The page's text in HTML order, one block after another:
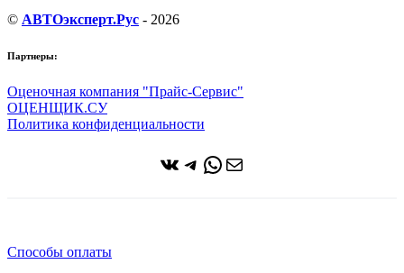
© АВТОэксперт.Рус - 2026
Партнеры:
Оценочная компания "Прайс-Сервис"
ОЦЕНЩИК.СУ
Политика конфиденциальности
ВКонтакте
Telegram
WhatsApp
Почта
Способы оплаты